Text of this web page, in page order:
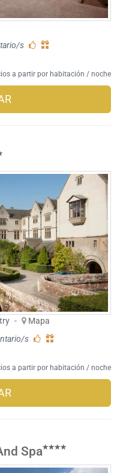
s
a partir por habitación / noche
-
Mapa
s
a partir por habitación / noche
Spa